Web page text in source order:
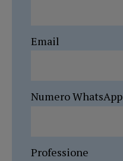
Email
Numero WhatsApp
Professione